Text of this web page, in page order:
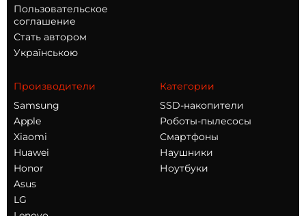
Пользовательское
соглашение
Стать автором
Українською
Производители
Samsung
Apple
Xiaomi
Huawei
Honor
Asus
LG
Категории
SSD-накопители
Роботы-пылесосы
Смартфоны
Наушники
Ноутбуки